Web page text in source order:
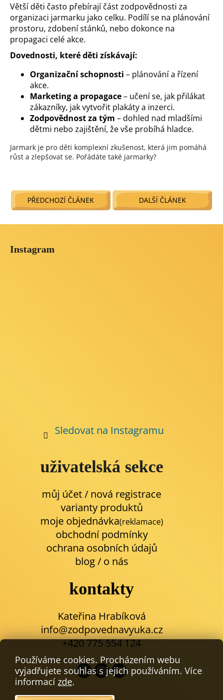
Používáme cookies. Procházením webu
vyjadřujete souhlas s jejich používáním. Více
informací zde.
Větší děti často přebírají část zodpovědnosti za
organizaci jarmarku jako celku. Podílí se na plánování
prostoru, zdobení stánků, nebo dokonce na
propagaci celé akce.
Dovednosti, které děti získávají:
Organizační schopnosti – plánování a řízení
akce.
Marketing a propagace– učení se, jak přilákat
zákazníky, jak vytvořit plakáty a inzerci.
Zodpovědnost za tým – dohled nad mladšími
dětmi nebo zajištění, že vše probíhá hladce.
Jarmark je pro děti komplexní zkušenost, která jim pomáhá
růst a zlepšovat se. Pořádáte také jarmarky?
PŘEDCHOZÍ ČLÁNEK DALŠÍ ČLÁNEK
Instagram
Sledovat na Instagramu
uživatelská sekce
můj účet / nová registrace
varianty produktů
moje objednávka(reklamace)
obchodní podmínky
ochrana osobních údajů
blog/ o nás
kontakty
Kateřina Hrabíková
info@zodpovednavyuka.cz
+420 775 554 124